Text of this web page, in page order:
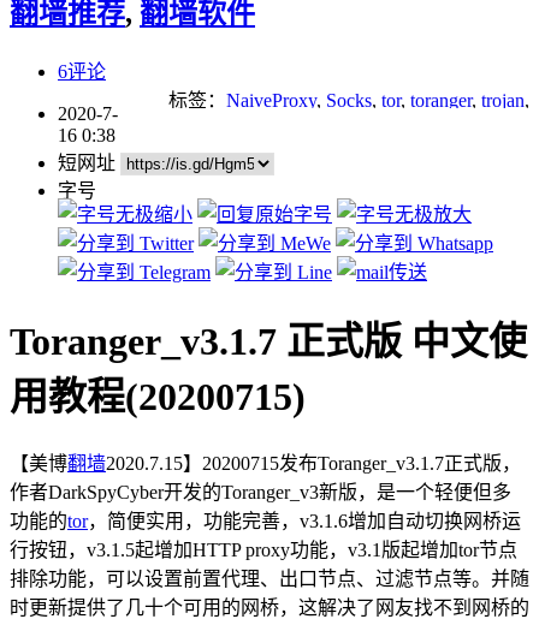
翻墙推荐, 翻墙软件
6评论
标签： NaiveProxy, Socks, tor, toranger, trojan,
2020-7-
16 0:38
短网址
字号
Toranger_v3.1.7 正式版 中文使
用教程(20200715)
【美博翻墙2020.7.15】20200715发布Toranger_v3.1.7正式版，
作者DarkSpyCyber开发的Toranger_v3新版，是一个轻便但多
功能的tor，简便实用，功能完善，v3.1.6增加自动切换网桥运
行按钮，v3.1.5起增加HTTP proxy功能，v3.1版起增加tor节点
排除功能，可以设置前置代理、出口节点、过滤节点等。并随
时更新提供了几十个可用的网桥，这解决了网友找不到网桥的